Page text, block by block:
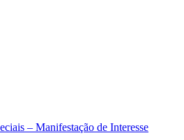
– Manifestação de Interesse